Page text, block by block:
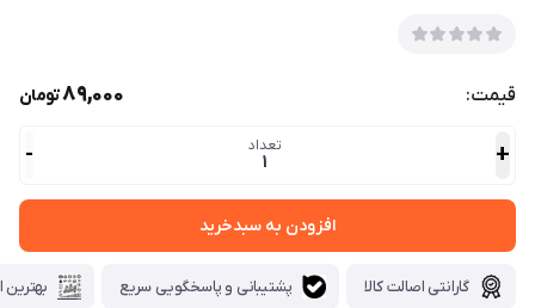
قیمت: 89,000تومان
+ تعداد
1
-
افزودن به سبدخرید
گارانتی اصالت کالا پشتیبانی و پاسخگویی سریع بهترین